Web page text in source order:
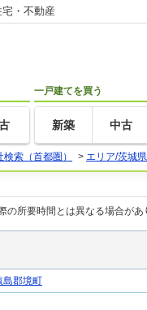
・不動産
一戸建てを買う
新築 中古
索（首都圏） > エリア/茨城県
所要時間とは異なる場合があ
島郡境町